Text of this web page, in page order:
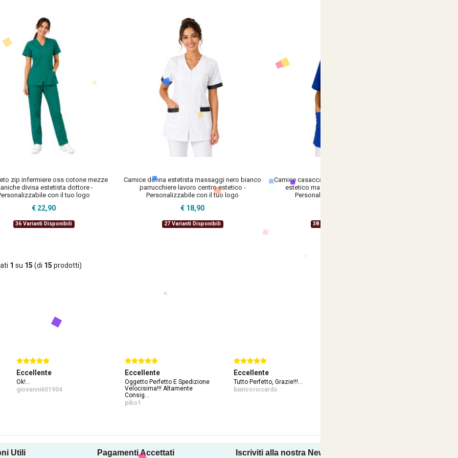
zip infermiere oss cotone mezze
divisa estetista dottore -
con il tuo logo
€ 22,90
36 Varianti Disponibili
Camice donna estetista massaggi nero bianco
parrucchiere lavoro centro estetico -
Personalizzabile con il tuo logo
€ 18,90
27 Varianti Disponibili
Camice casacca estetista parrucchiera centro
estetico massaggi lavoro zip cotone -
Personalizzabile con il tuo logo
38 Varianti Disponibili
1 su 15 (di 15 prodotti)
Eccellente
Oggetto Perfetto E Spedizione
Velocisima!!! Altamente
Eccellente
Tutto Perfetto, Grazie!!!...
biancoriccardo
Utili Pagamenti Accettati Iscriviti alla nostra Newsletter